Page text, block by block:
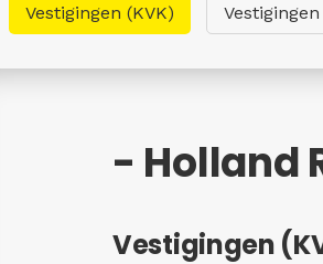
Vestigingen (KVK)
- Holland
Vestigingen